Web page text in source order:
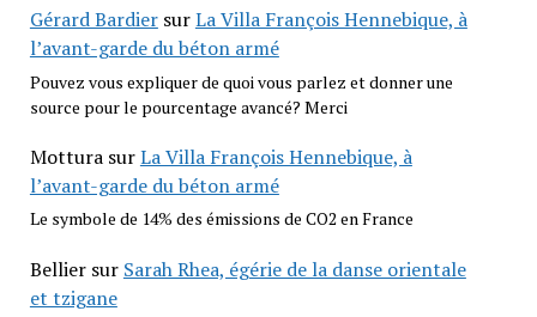
Gérard BardiersurLa Villa François Hennebique, à
l’avant-garde du béton armé
Pouvez vous expliquer de quoi vous parlez et donner une
source pour le pourcentage avancé? Merci
MotturasurLa Villa François Hennebique, à
l’avant-garde du béton armé
Le symbole de 14% des émissions de CO2 en France
Belliersur Sarah Rhea, égérie de la danse orientale
et tzigane